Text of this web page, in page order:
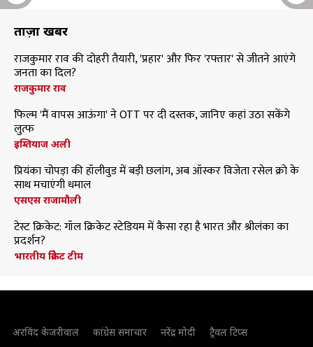
ताज़ा खबरें
राजकुमार राव की दोहरी तैयारी, 'प्रहार' और फिर 'रफ्तार' से जीतने आएंगे
जनता का दिल?
राजकुमार राव
फिल्म 'मैं वापस आऊंगा' ने OTT पर दी दस्तक, जानिए कहां उठा सकेंगे
लुत्फ
इम्तियाज अली
प्रियंका चोपड़ा की हॉलीवुड में बड़ी छलांग, अब ऑस्कर विजेता रसेल क्रो के
साथ मचाएंगी धमाल
एसएस राजामौली
टेस्ट क्रिकेट: गॉल क्रिकेट स्टेडियम में कैसा रहा है भारत और श्रीलंका का
प्रदर्शन?
भारतीय क्रिकेट टीम
अरविंद केजरीवाल कांग्रेस समाचार नरेंद्र मोदी ट्रैवल टिप्स